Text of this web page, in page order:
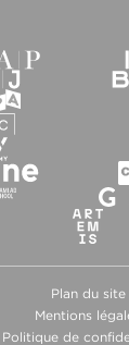
Plan du site
Mentions
Politique de